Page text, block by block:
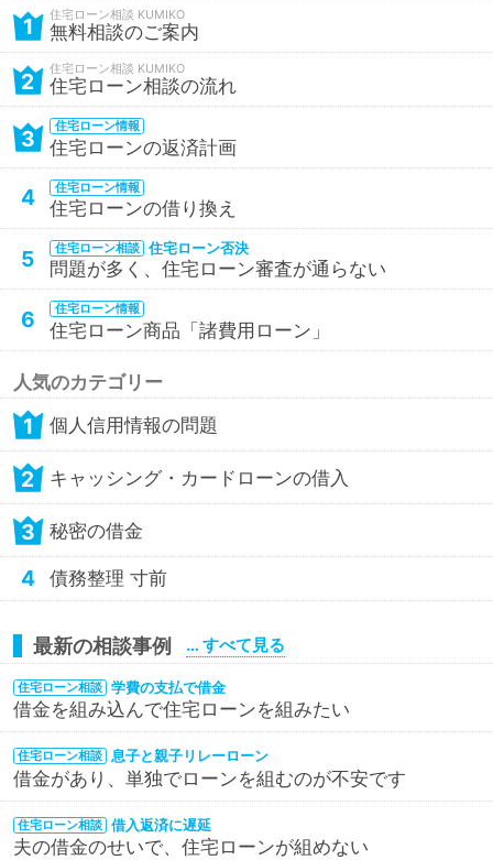
1 住宅ローン相談
無料相談のご案内
2 住宅ローン相談
住宅ローン相談の流れ
3 住宅ローン情報
住宅ローンの返済計画
4 住宅ローン情報
住宅ローンの借り換え
5 住宅ローン相談 住宅ローン否決
問題が多く、住宅ローン審査が通らない
6 住宅ローン情報
住宅ローン商品「諸費用ローン」
人気のカテゴリー
1 個人信用情報の問題
2 キャッシング・カードローンの借入
3 秘密の借金
4 債務整理 寸前
最新の相談事例 … すべて見る
住宅ローン相談 学費の支払で借金
借金を組み込んで住宅ローンを組みたい
住宅ローン相談 息子と親子リレーローン
借金があり、単独でローンを組むのが不安です
住宅ローン相談 借入返済に遅延
夫の借金のせいで、住宅ローンが組めない